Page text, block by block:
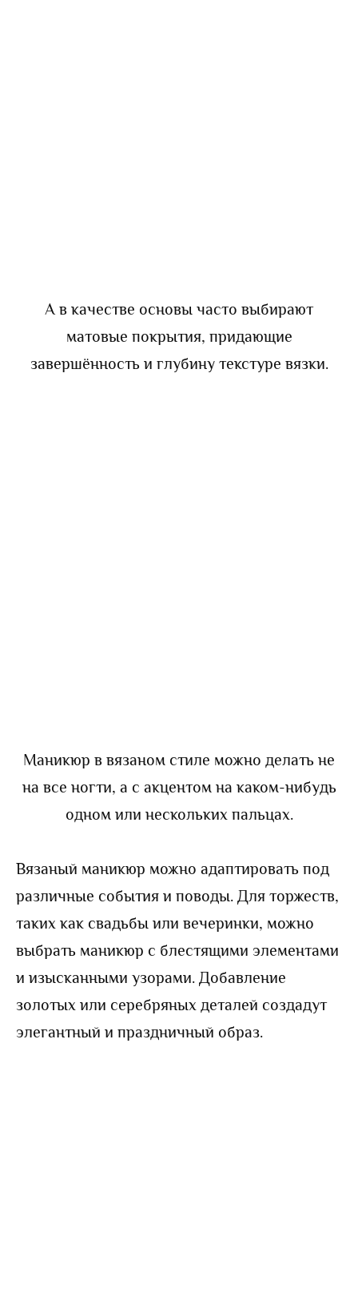
А в качестве основы часто выбирают
матовые покрытия, придающие
завершённость и глубину текстуре вязки.
Маникюр в вязаном стиле можно делать не
на все ногти, а с акцентом на каком-нибудь
одном или нескольких пальцах.
Вязаный маникюр можно адаптировать под
различные события и поводы. Для торжеств,
таких как свадьбы или вечеринки, можно
выбрать маникюр с блестящими элементами
и изысканными узорами. Добавление
золотых или серебряных деталей создадут
элегантный и праздничный образ.